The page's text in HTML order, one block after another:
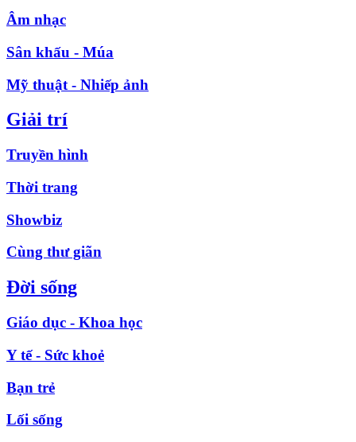
Âm nhạc
Sân khấu - Múa
Mỹ thuật - Nhiếp ảnh
Giải trí
Truyền hình
Thời trang
Showbiz
Cùng thư giãn
Đời sống
Giáo dục - Khoa học
Y tế - Sức khoẻ
Bạn trẻ
Lối sống